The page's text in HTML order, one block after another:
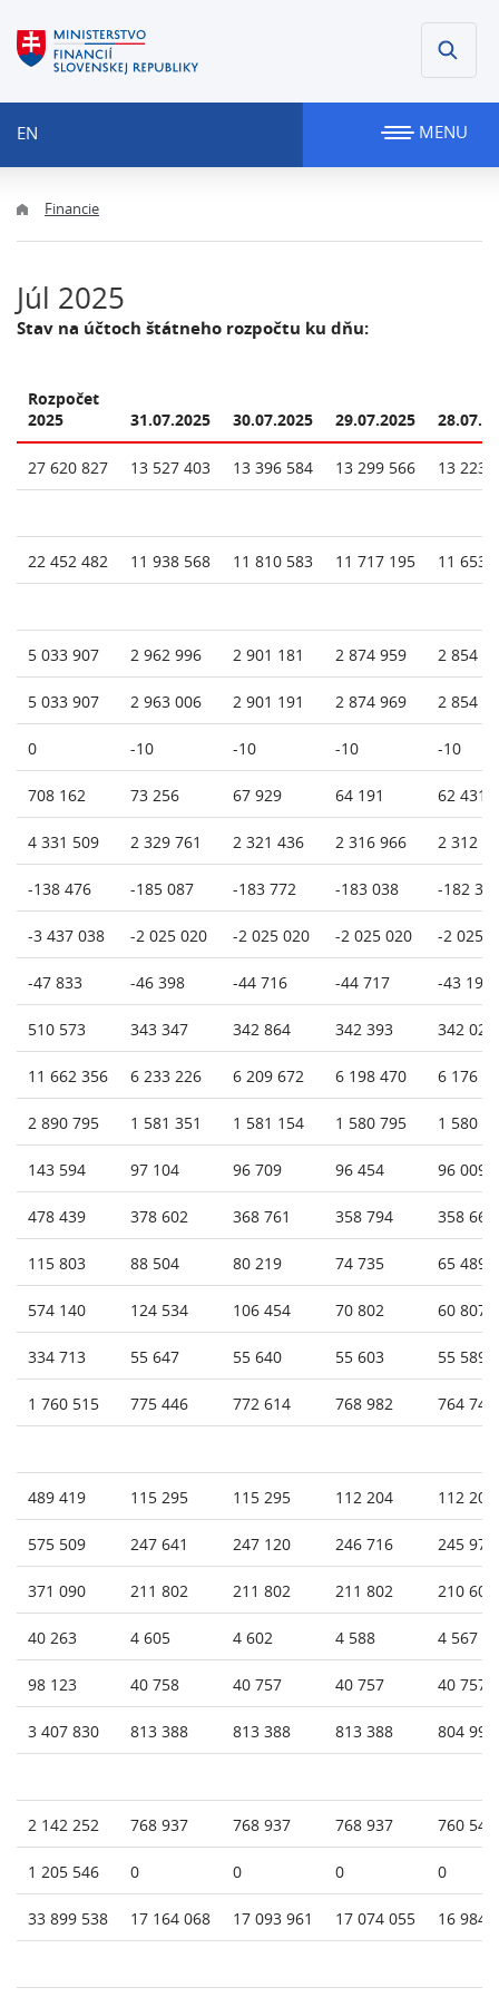
EN MENU
Financie
Júl 2025
Stav na účtoch štátneho rozpočtu ku dňu:
Rozpočet
2025
31.07.2025 30.07.2025 29.07.2025
27 620 827 13 527 403 13 396 584 13 299 566 13 223
22 452 482 11 938 568 11 810 583 11 717 195 11 653
5 033 907 2 962 996 2 901 181 2 874 959 2 854
5 033 907 2 963 006 2 901 191 2 874 969 2 854
0 -10 -10 -10 -10
708 162 73 256 67 929 64 191 62 431
4 331 509 2 329 761 2 321 436 2 316 966 2 312
-138 476 -185 087 -183 772 -183 038 -182
-3 437 038 -2 025 020 -2 025 020 -2 025 020 -2 025
-47 833 -46 398 -44 716 -44 717 -43 195
510 573 343 347 342 864 342 393 342 024
11 662 356 6 233 226 6 209 672 6 198 470 6 176
2 890 795 1 581 351 1 581 154 1 580 795 1 580
143 594 97 104 96 709 96 454 96 009
478 439 378 602 368 761 358 794 358 668
115 803 88 504 80 219 74 735 65 489
574 140 124 534 106 454 70 802 60 807
334 713 55 647 55 640 55 603 55 589
1 760 515 775 446 772 614 768 982 764 748
489 419 115 295 115 295 112 204 112 204
575 509 247 641 247 120 246 716 245 972
371 090 211 802 211 802 211 802 210 602
40 263 4 605 4 602 4 588 4 567
98 123 40 758 40 757 40 757 40 757
3 407 830 813 388 813 388 813 388 804 991
2 142 252 768 937 768 937 768 937 760 540
1 205 546 0 0 0 0
33 899 538 17 164 068 17 093 961 17 074 055 16 984